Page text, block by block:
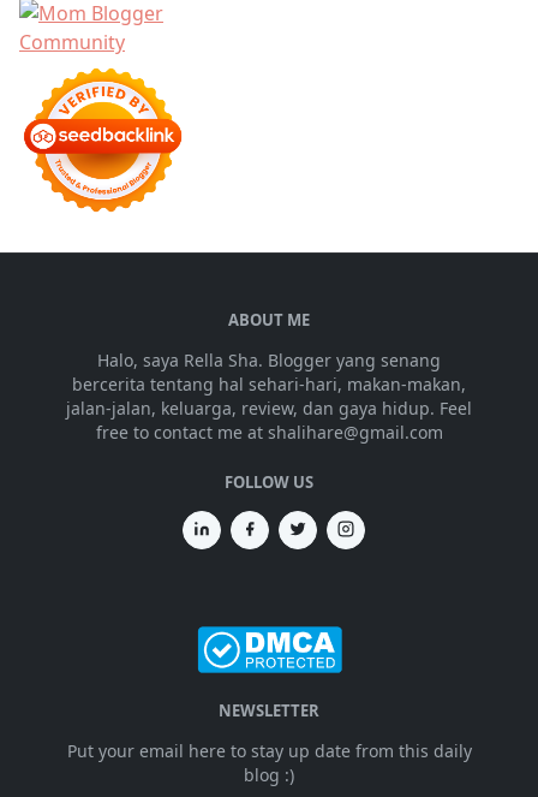
ABOUT ME
Halo, saya Rella Sha. Blogger yang senang
bercerita tentang hal sehari-hari, makan-makan,
jalan-jalan, keluarga, review, dan gaya hidup. Feel
free to contact me at shalihare@gmail.com
FOLLOW US
NEWSLETTER
Put your email here to stay up date from this daily
blog :)